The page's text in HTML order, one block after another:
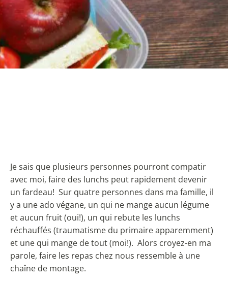
Je sais que plusieurs personnes pourront compatir
avec moi, faire des lunchs peut rapidement devenir
un fardeau! Sur quatre personnes dans ma famille, il
y a une ado végane, un qui ne mange aucun légume
et aucun fruit (oui!), un qui rebute les lunchs
réchauffés (traumatisme du primaire apparemment)
et une qui mange de tout (moi!). Alors croyez-en ma
parole, faire les repas chez nous ressemble à une
chaîne de montage.